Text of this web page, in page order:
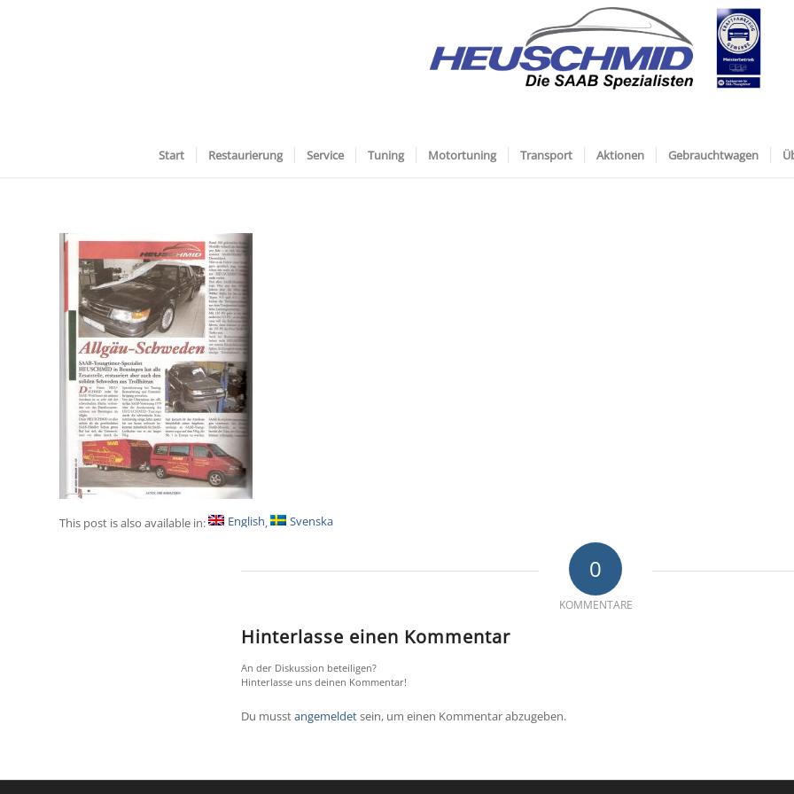
Start Restaurierung Service Tuning Motortuning Transport Aktionen Gebrauchtwagen
This post is also available in: English Svenska
0
KOMMENTARE
Hinterlasse einen Kommentar
An der Diskussion beteiligen?
Hinterlasse uns deinen Kommentar!
Du musstangemeldetsein, um einen Kommentar abzugeben.